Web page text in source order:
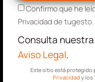
Confirmo que he
Privacidad de tugesto.
Consulta nuestra
Aviso Legal.
Este sitio está protegido
Privacidad y los